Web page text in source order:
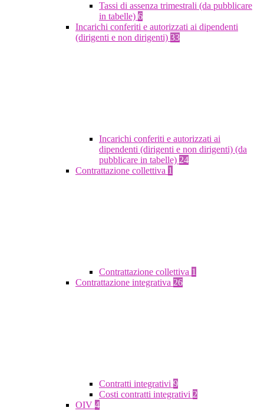
Tassi di assenza trimestrali (da pubblicare
in tabelle) 6
Incarichi conferiti e autorizzati ai dipendenti
(dirigenti e non dirigenti) 33
Incarichi conferiti e autorizzati ai
dipendenti (dirigenti e non dirigenti) (da
pubblicare in tabelle) 24
Contrattazione collettiva 1
Contrattazione collettiva 1
Contrattazione integrativa 26
Contratti integrativi 9
Costi contratti integrativi 2
OIV 4